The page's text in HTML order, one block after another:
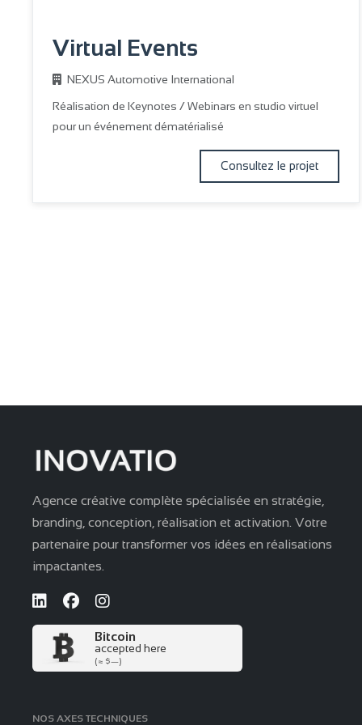
Virtual Events
NEXUS Automotive International
Réalisation de Keynotes / Webinars en studio virtuel
pour un événement dématérialisé
Consultez le projet
Agence créative complète spécialisée en stratégie,
branding, conception, réalisation et activation. Votre
partenaire pour transformer vos idées en réalisations
impactantes.
Bitcoin
accepted here
(≈ $—)
NOS AXES TECHNIQUES